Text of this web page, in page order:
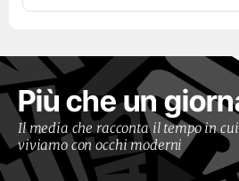
Più che un
Il media che racconta il tempo in cui
viviamo con occhi moderni